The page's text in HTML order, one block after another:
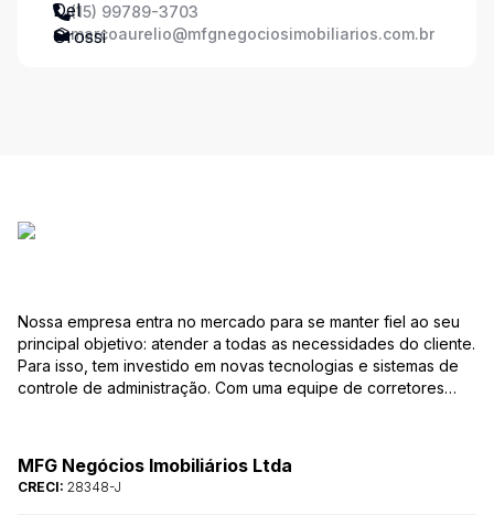
(15) 99789-3703
marcoaurelio@mfgnegociosimobiliarios.com.br
Nossa empresa entra no mercado para se manter fiel ao seu
principal objetivo: atender a todas as necessidades do cliente.
Para isso, tem investido em novas tecnologias e sistemas de
controle de administração. Com uma equipe de corretores
comerciais, terrenos etc. para compra e venda. As consultas
podem ser feitas por telefone, pessoalmente, ou pela Internet,
pela pesquisa para Vendas. Um módulo de super busca irá
MFG Negócios Imobiliários Ltda
CRECI: 28348-J